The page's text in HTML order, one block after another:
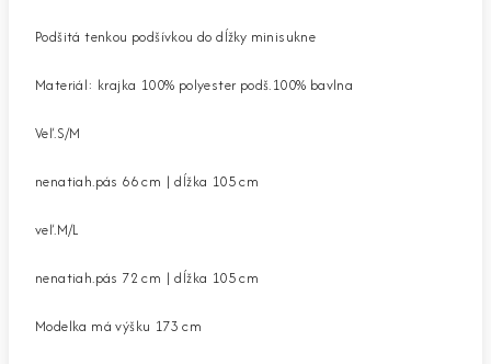
Podšitá tenkou podšívkou do dĺžky minisukne
Materiál: krajka 100% polyester podš.100% bavlna
Veľ.S/M
nenatiah.pás 66 cm | dĺžka 105 cm
veľ.M/L
nenatiah.pás 72 cm | dĺžka 105 cm
Modelka má výšku 173 cm